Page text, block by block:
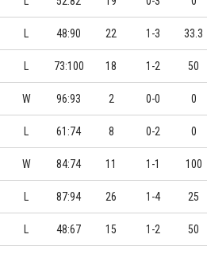
48:90 22 1-3 33.3
73:100 18 1-2 50
W 96:93 2 0-0 0
61:74 8 0-2 0
W 84:74 11 1-1 100
87:94 26 1-4 25
48:67 15 1-2 50